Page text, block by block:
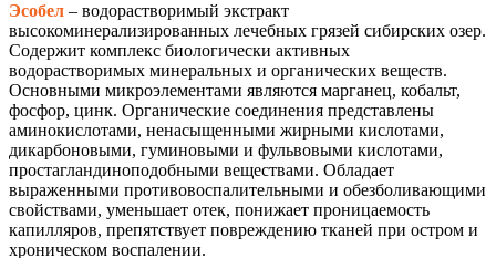
Эсобел – водорастворимый экстракт
высокоминерализированных лечебных грязей сибирских озер.
Содержит комплекс биологически активных
водорастворимых минеральных и органических веществ.
Основными микроэлементами являются марганец, кобальт,
фосфор, цинк. Органические соединения представлены
аминокислотами, ненасыщенными жирными кислотами,
дикарбоновыми, гуминовыми и фульвовыми кислотами,
простагландиноподобными веществами. Обладает
выраженными противовоспалительными и обезболивающими
свойствами, уменьшает отек, понижает проницаемость
капилляров, препятствует повреждению тканей при остром и
хроническом воспалении.